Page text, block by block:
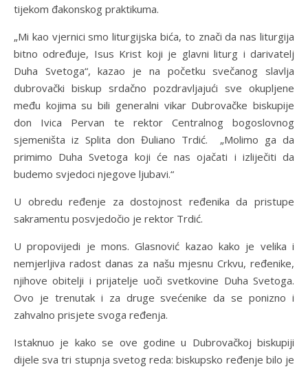
tijekom đakonskog praktikuma.
„Mi kao vjernici smo liturgijska bića, to znači da nas liturgija
bitno određuje, Isus Krist koji je glavni liturg i darivatelj
Duha Svetoga“, kazao je na početku svečanog slavlja
dubrovački biskup srdačno pozdravljajući sve okupljene
među kojima su bili generalni vikar Dubrovačke biskupije
don Ivica Pervan te rektor Centralnog bogoslovnog
sjemeništa iz Splita don Đuliano Trdić. „Molimo ga da
primimo Duha Svetoga koji će nas ojačati i izliječiti da
budemo svjedoci njegove ljubavi.“
U obredu ređenje za dostojnost ređenika da pristupe
sakramentu posvjedočio je rektor Trdić.
U propovijedi je mons. Glasnović kazao kako je velika i
nemjerljiva radost danas za našu mjesnu Crkvu, ređenike,
njihove obitelji i prijatelje uoči svetkovine Duha Svetoga.
Ovo je trenutak i za druge svećenike da se ponizno i
zahvalno prisjete svoga ređenja.
Istaknuo je kako se ove godine u Dubrovačkoj biskupiji
dijele sva tri stupnja svetog reda: biskupsko ređenje bilo je